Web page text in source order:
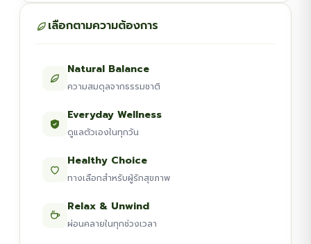
เลือกตามความต้องการ
Natural Balance
ความสมดุลจากธรรมชาติ
Everyday Wellness
ดูแลตัวเองในทุกวัน
Healthy Choice
ทางเลือกสำหรับผู้รักสุขภาพ
Relax & Unwind
ผ่อนคลายในทุกช่วงเวลา